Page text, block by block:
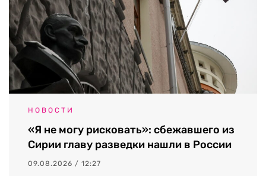
НОВОСТИ
«Я не могу рисковать»: сбежавшего из
Сирии главу разведки нашли в России
09.08.2026 / 12:27